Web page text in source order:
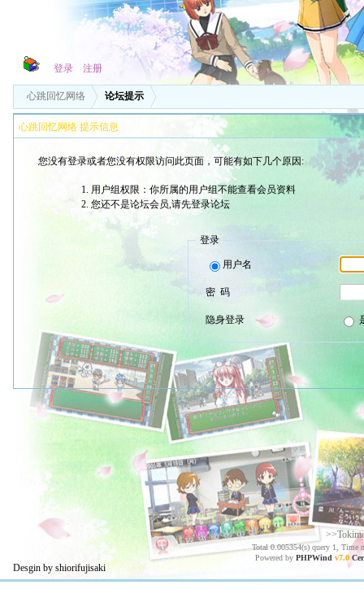
登录 注册
心跳回忆网络 论坛提示
心跳回忆网络 提示信息
您没有登录或者您没有权限访问此页面，可能有如下几个原因:
用户组权限：你所属的用户组不能查看会员资料
您还不是论坛会员,请先登录论坛
登录
用户名
密 码
隐身登录
Total 0.005354(s) query 1, Time
Powered by PHPWind v7.0
Desgin by shiorifujisaki